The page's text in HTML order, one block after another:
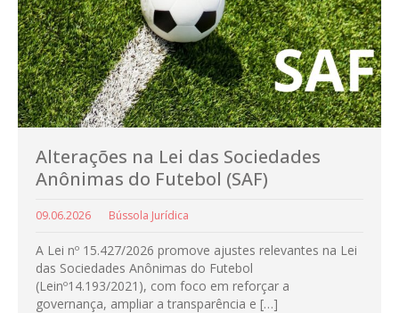
Alterações na Lei das Sociedades
Anônimas do Futebol (SAF)
09.06.2026 Bússola Jurídica
A Lei nº 15.427/2026 promove ajustes relevantes na Lei
das Sociedades Anônimas do Futebol
(Leinº14.193/2021), com foco em reforçar a
governança, ampliar a transparência e […]